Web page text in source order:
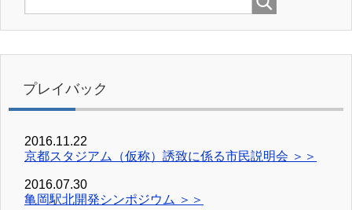
プレイバック
2016.11.22
京都スタジアム（仮称）誘致に係る市民説明会 ＞＞
2016.07.30
亀岡駅北開発シンポジウム ＞＞